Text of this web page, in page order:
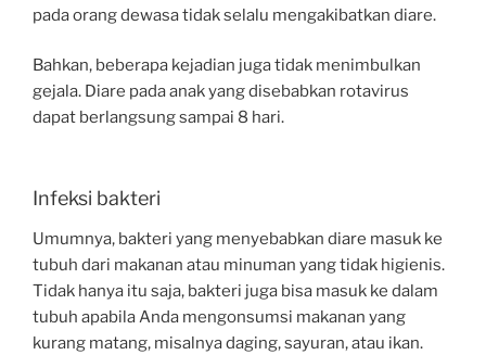
pada orang dewasa tidak selalu mengakibatkan diare.
Bahkan, beberapa kejadian juga tidak menimbulkan
gejala. Diare pada anak yang disebabkan rotavirus
dapat berlangsung sampai 8 hari.
Infeksi bakteri
Umumnya, bakteri yang menyebabkan diare masuk ke
tubuh dari makanan atau minuman yang tidak higienis.
Tidak hanya itu saja, bakteri juga bisa masuk ke dalam
tubuh apabila Anda mengonsumsi makanan yang
kurang matang, misalnya daging, sayuran, atau ikan.